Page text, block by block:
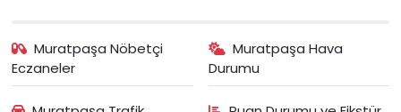
Muratpaşa Nöbetçi
Eczaneler
Muratpaşa Hava
Durumu